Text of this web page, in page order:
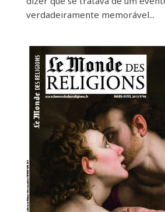
verdadeiramente memorável...